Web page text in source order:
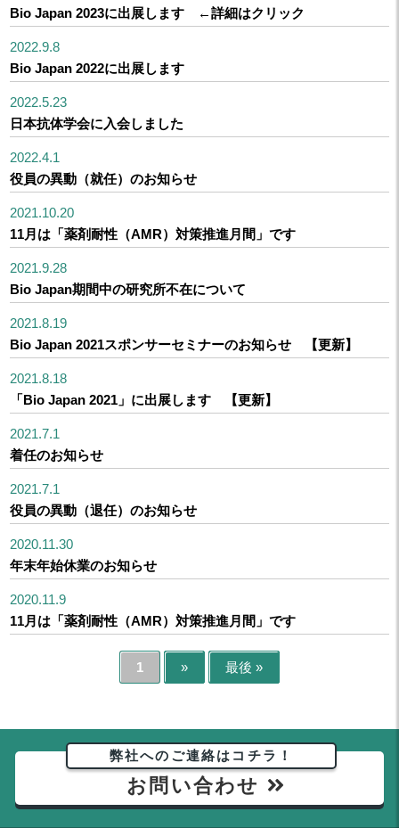
Bio Japan 2023に出展します ←詳細はクリック
2022.9.8
Bio Japan 2022に出展します
2022.5.23
日本抗体学会に入会しました
2022.4.1
役員の異動（就任）のお知らせ
2021.10.20
11月は「薬剤耐性（AMR）対策推進月間」です
2021.9.28
Bio Japan期間中の研究所不在について
2021.8.19
Bio Japan 2021スポンサーセミナーのお知らせ 【更新】
2021.8.18
「Bio Japan 2021」に出展します 【更新】
2021.7.1
着任のお知らせ
2021.7.1
役員の異動（退任）のお知らせ
2020.11.30
年末年始休業のお知らせ
2020.11.9
11月は「薬剤耐性（AMR）対策推進月間」です
1 » 最後 »
弊社へのご連絡はコチラ！
お問い合わせ